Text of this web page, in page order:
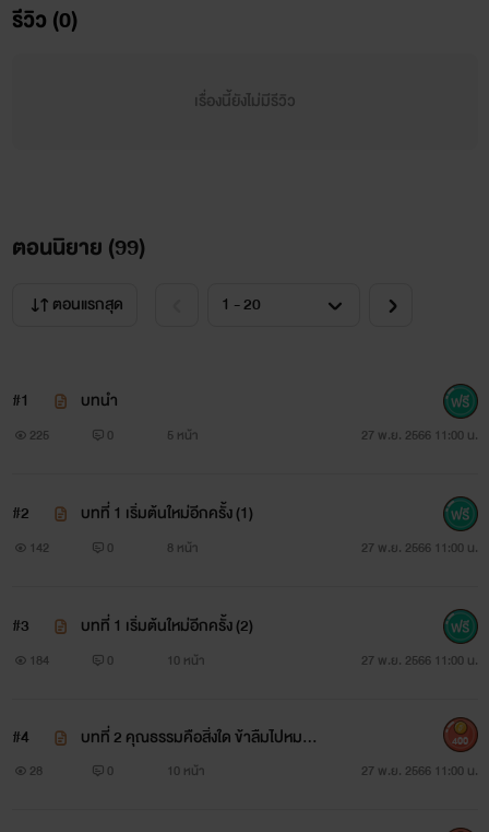
รีวิว (0)
เรื่องนี้ยังไม่มีรีวิว
ตอนนิยาย (99)
ตอนแรกสุด
#1 บทนำ
225 0 5 หน้า 27 พ.ย. 2566 11:00 น.
#2 บทที่ 1 เริ่มต้นใหม่อีกครั้ง (1)
142 0 8 หน้า 27 พ.ย. 2566 11:00 น.
#3 บทที่ 1 เริ่มต้นใหม่อีกครั้ง (2)
184 0 10 หน้า 27 พ.ย. 2566 11:00 น.
#4
บทที่ 2 คุณธรรมคือสิ่งใด ข้าลืมไปหมดแ
ล้ว (1)
28 0 10 หน้า 27 พ.ย. 2566 11:00 น.
400